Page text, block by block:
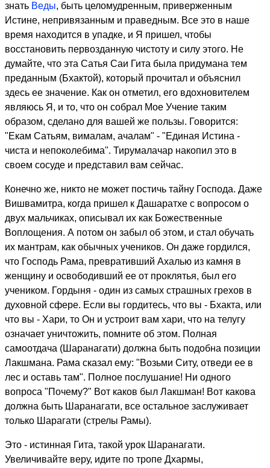
знать Веды, быть целомудренным, приверженным
Истине, непривязанным и праведным. Все это в наше
время находится в упадке, и Я пришел, чтобы
восстановить первозданную чистоту и силу этого. Не
думайте, что эта Сатья Саи Гита была придумана тем
преданным (Бхактой), который прочитал и объяснил
здесь ее значение. Как он отметил, его вдохновителем
являюсь Я, и то, что он собрал Мое Учение таким
образом, сделано для вашей же пользы. Говорится:
"Екам Сатьям, вималам, ачалам" - "Единая Истина -
чиста и непоколебима". Тирумалачар накопил это в
своем сосуде и представил вам сейчас.
Конечно же, никто не может постичь тайну Господа. Даже
Вишвамитра, когда пришел к Дашаратхе с вопросом о
двух мальчиках, описывал их как Божественные
Воплощения. А потом он забыл об этом, и стал обучать
их мантрам, как обычных учеников. Он даже гордился,
что Господь Рама, превративший Ахалью из камня в
женщину и освободивший ее от проклятья, был его
учеником. Гордыня - один из самых страшных грехов в
духовной сфере. Если вы гордитесь, что вы - Бхакта, или
что вы - Хари, то Он и устроит вам хари, что на телугу
означает уничтожить, помните об этом. Полная
самоотдача (Шаранагати) должна быть подобна позиции
Лакшмана. Рама сказал ему: "Возьми Ситу, отведи ее в
лес и оставь там". Полное послушание! Ни одного
вопроса "Почему?" Вот каков был Лакшман! Вот какова
должна быть Шаранагати, все остальное заслуживает
только Шарагати (стрелы Рамы).
Это - истинная Гита, такой урок Шаранагати.
Увеличивайте веру, идите по тропе Дхармы,